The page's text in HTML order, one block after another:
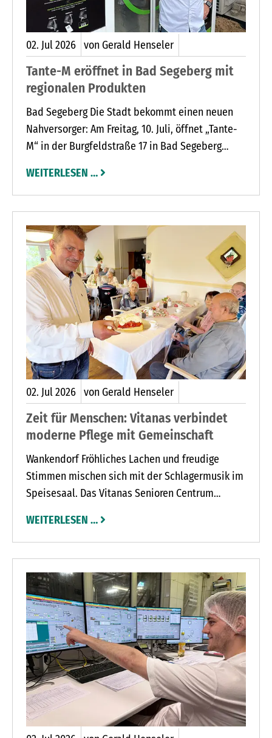
02. Jul2026 von Gerald Henseler
Tante-M eröffnet in Bad Segeberg mit
regionalen Produkten
Bad Segeberg Die Stadt bekommt einen neuen
Nahversorger: Am Freitag, 10. Juli, öffnet „Tante-
M“ in der Burgfeldstraße 17 in Bad Segeberg
empfangen die Betreiber ihre Kunden mit Sekt,
Orangensaft, Kaffee und Kuchen.
WEITERLESEN …
02. Jul2026 von Gerald Henseler
Zeit für Menschen: Vitanas verbindet
moderne Pflege mit Gemeinschaft
Wankendorf Fröhliches Lachen und freudige
Stimmen mischen sich mit der Schlagermusik im
Speisesaal. Das Vitanas Senioren Centrum
servieren Erdbeerkuchen, Erdbeerbowle und
frische Erdbeeren zum Naschen. Zum Abschluss
gibt es Eis mit Erdbeeren. Das kommt bei den 73
Bewohnerinnen und Bewohnern des Senioren
Centrums sehr gut an.
WEITERLESEN …